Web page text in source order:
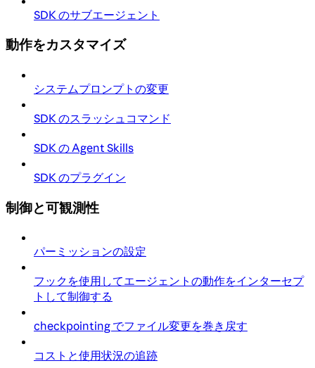
SDK のサブエージェント
動作をカスタマイズ
システムプロンプトの変更
SDK のスラッシュコマンド
SDK の Agent Skills
SDK のプラグイン
制御と可観測性
パーミッションの設定
フックを使用してエージェントの動作をインターセプ
トして制御する
checkpointing でファイル変更を巻き戻す
コストと使用状況の追跡